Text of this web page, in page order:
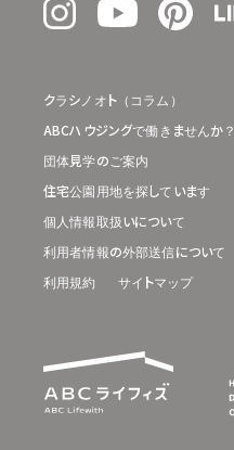
クラシノオト（コラム）
ABCハウジングで働きませんか？
団体見学のご案内
住宅公園用地を探しています
個人情報取扱いについて
利用者情報の外部送信について
利用規約
サイトマップ